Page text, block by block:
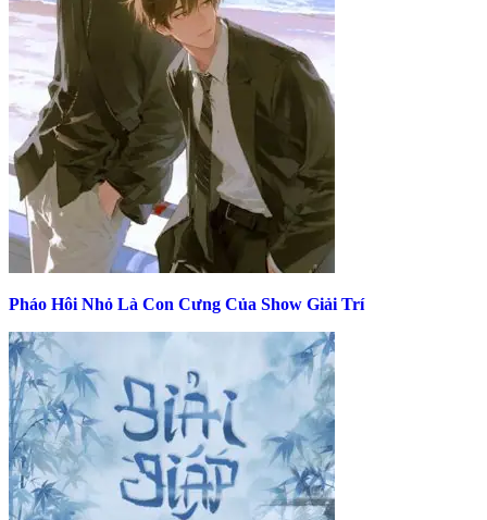
Pháo Hôi Nhỏ Là Con Cưng Của Show Giải Trí